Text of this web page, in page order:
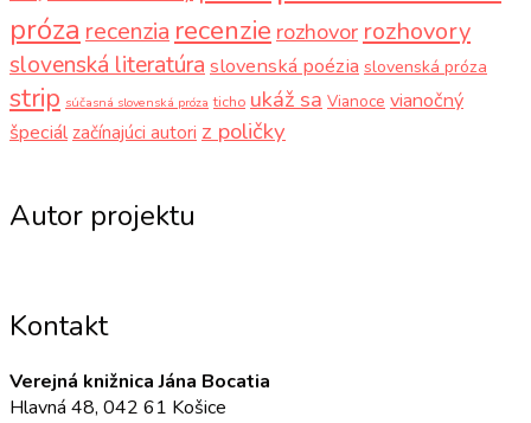
próza recenzia recenzie rozhovor rozhovory
slovenská literatúra slovenská poézia slovenská próza
strip súčasná slovenská próza ticho ukáž sa Vianoce vianočný
špeciál začínajúci autori z poličky
Autor projektu
Kontakt
Verejná knižnica Jána Bocatia
Hlavná 48, 042 61 Košice